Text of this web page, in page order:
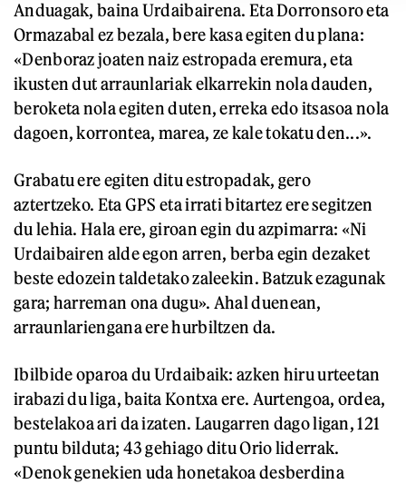
Anduagak, baina Urdaibairena. Eta Dorronsoro eta
Ormazabal ez bezala, bere kasa egiten du plana:
«Denboraz joaten naiz estropada eremura, eta
ikusten dut arraunlariak elkarrekin nola dauden,
beroketa nola egiten duten, erreka edo itsasoa nola
dagoen, korrontea, marea, ze kale tokatu den...».
Grabatu ere egiten ditu estropadak, gero
aztertzeko. Eta GPS eta irrati bitartez ere segitzen
du lehia. Hala ere, giroan egin du azpimarra: «Ni
Urdaibairen alde egon arren, berba egin dezaket
beste edozein taldetako zaleekin. Batzuk ezagunak
gara; harreman ona dugu». Ahal duenean,
arraunlariengana ere hurbiltzen da.
Ibilbide oparoa du Urdaibaik: azken hiru urteetan
irabazi du liga, baita Kontxa ere. Aurtengoa, ordea,
bestelakoa ari da izaten. Laugarren dago ligan, 121
puntu bilduta; 43 gehiago ditu Orio liderrak.
«Denok genekien uda honetakoa desberdina